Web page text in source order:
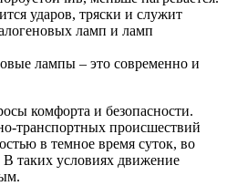
ударов, тряски и служит
ламп и ламп
лампы – это современно и
комфорта и безопасности.
транспортных происшествий
в темное время суток, во
таких условиях движение